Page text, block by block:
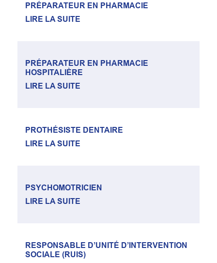
PRÉPARATEUR EN PHARMACIE
LIRE LA SUITE
PRÉPARATEUR EN PHARMACIE
HOSPITALIÈRE
LIRE LA SUITE
PROTHÉSISTE DENTAIRE
LIRE LA SUITE
PSYCHOMOTRICIEN
LIRE LA SUITE
RESPONSABLE D’UNITÉ D’INTERVENTION
SOCIALE (RUIS)